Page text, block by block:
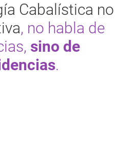
Cabalística no
, no habla de
sino de
.